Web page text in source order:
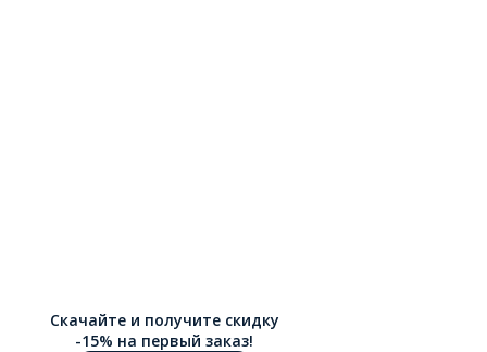
Скачайте и получите скидку
-15% на первый заказ!